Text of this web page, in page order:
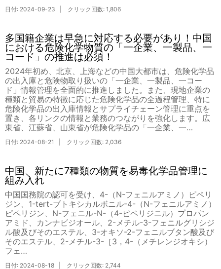
日付: 2024-09-23 | クリック回数: 1,806
多国籍企業は早急に対応する必要があり！中国
における危険化学物質の「一企業、一製品、一
コード」の推進は必須！
2024年初め、北京、上海などの中国大都市は、危険化学品
の出入庫と危険物取り扱いの「一企業、一製品、一コー
ド」情報管理を全面的に推進しました。また、現地企業の
種類と貿易の特徴に応じた危険化学品の全過程管理、特に
危険化学品の出入庫情報とサプライチェーン管理に重点を
置き、各リンクの情報と業務のつながりを強化します。広
東省、江蘇省、山東省が危険化学品の「一企業、一…
日付: 2024-08-21 | クリック回数: 2,036
中国、新たに7種類の物質を易毒化学品管理に
組み入れ
中国国務院の認可を受け、4-（N-フェニルアミノ）ピペリ
ジン、1-tert-ブトキシカルボニル-4-（N-フェニルアミノ）
ピペリジン、N-フェニル-N-（4-ピペリジニル）プロパン
アミド、カンナビジオール、2-メチル-3-フェニルグリシジ
ル酸及びそのエステル、3-オキソ-2-フェニルブタン酸及び
そのエステル、2-メチル-3-［3，4-（メチレンジオキシ）
フェ…
日付: 2024-08-18 | クリック回数: 2,744